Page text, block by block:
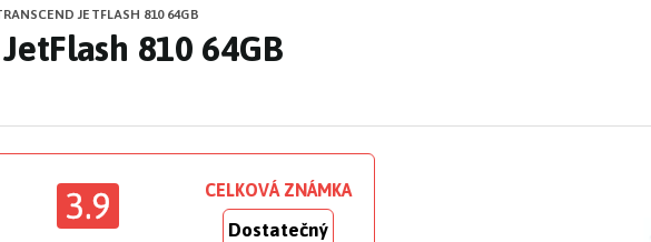
JETFLASH 810 64GB
810 64GB
3.9 CELKOVÁ ZNÁMKA
Dostatečný